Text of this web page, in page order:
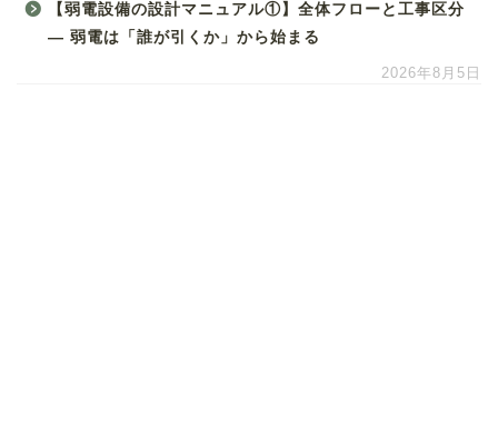
【弱電設備の設計マニュアル①】全体フローと工事区分
― 弱電は「誰が引くか」から始まる
2026年8月5日